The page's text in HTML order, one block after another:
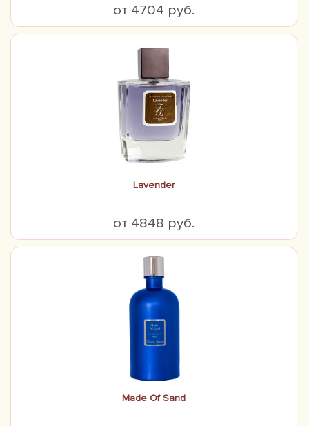
от 4704 руб.
Lavender
от 4848 руб.
Made Of Sand